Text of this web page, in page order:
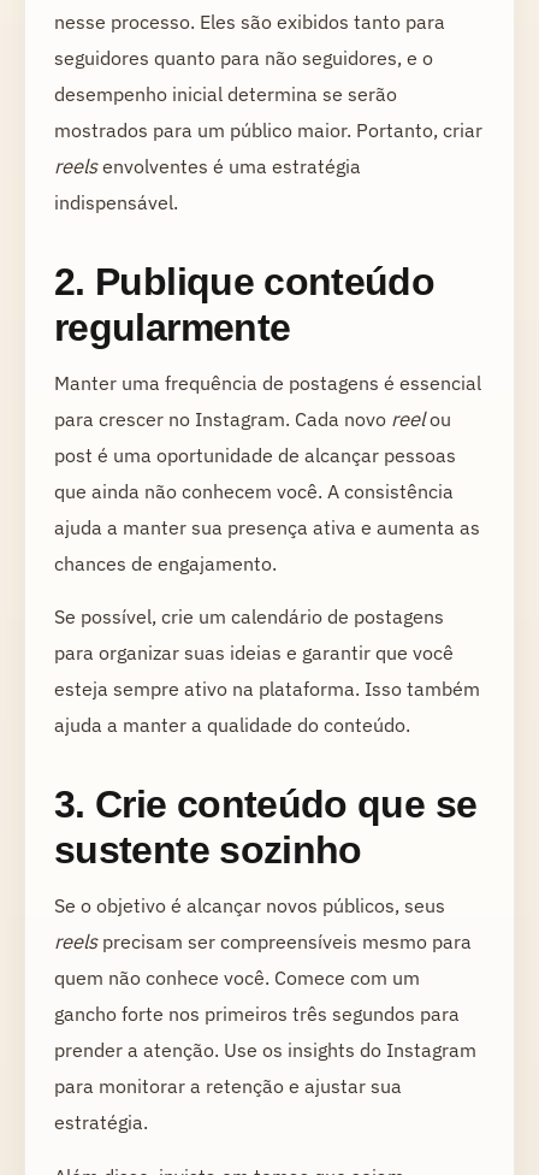
nesse processo. Eles são exibidos tanto para
seguidores quanto para não seguidores, e o
desempenho inicial determina se serão
mostrados para um público maior. Portanto, criar
reelsenvolventes é uma estratégia
indispensável.
2. Publique conteúdo
regularmente
Manter uma frequência de postagens é essencial
para crescer no Instagram. Cada novo reelou
post é uma oportunidade de alcançar pessoas
que ainda não conhecem você. A consistência
ajuda a manter sua presença ativa e aumenta as
chances de engajamento.
Se possível, crie um calendário de postagens
para organizar suas ideias e garantir que você
esteja sempre ativo na plataforma. Isso também
ajuda a manter a qualidade do conteúdo.
3. Crie conteúdo que se
sustente sozinho
Se o objetivo é alcançar novos públicos, seus
reelsprecisam ser compreensíveis mesmo para
quem não conhece você. Comece com um
gancho forte nos primeiros três segundos para
prender a atenção. Use os insights do Instagram
para monitorar a retenção e ajustar sua
estratégia.